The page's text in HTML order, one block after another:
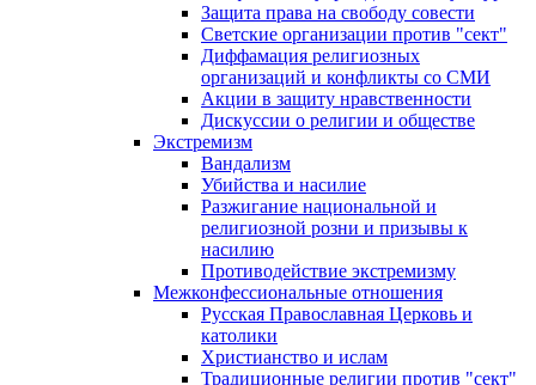
Защита права на свободу совести
Светские организации против "сект"
Диффамация религиозных
организаций и конфликты со СМИ
Акции в защиту нравственности
Дискуссии о религии и обществе
Экстремизм
Вандализм
Убийства и насилие
Разжигание национальной и
религиозной розни и призывы к
насилию
Противодействие экстремизму
Межконфессиональные отношения
Русская Православная Церковь и
католики
Христианство и ислам
Традиционные религии против "сект"